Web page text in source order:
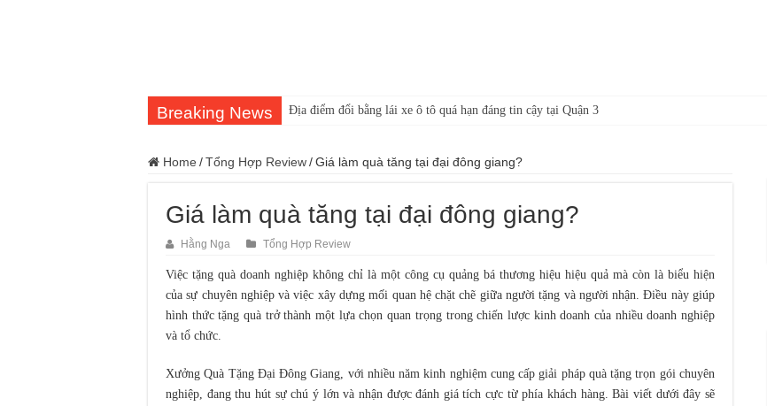
Breaking News Địa điểm đổi bằng lái xe ô tô quá hạn đáng tin cậy tại Quận 3
Home /Tổng Hợp Review/Giá làm quà tăng tại đại đông giang?
Giá làm quà tăng tại đại đông giang?
Hằng Nga Tổng Hợp Review
Việc tặng quà doanh nghiệp không chỉ là một công cụ quảng bá thương hiệu hiệu quả mà còn là biểu hiện
của sự chuyên nghiệp và việc xây dựng mối quan hệ chặt chẽ giữa người tặng và người nhận. Điều này giúp
hình thức tặng quà trở thành một lựa chọn quan trọng trong chiến lược kinh doanh của nhiều doanh nghiệp
và tổ chức.
Xưởng Quà Tặng Đại Đông Giang, với nhiều năm kinh nghiệm cung cấp giải pháp quà tặng trọn gói chuyên
nghiệp, đang thu hút sự chú ý lớn và nhận được đánh giá tích cực từ phía khách hàng. Bài viết dưới đây sẽ